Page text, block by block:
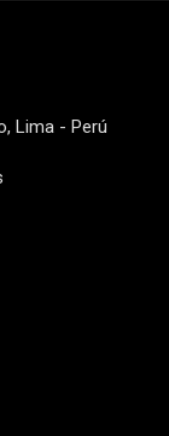
Lima - Perú